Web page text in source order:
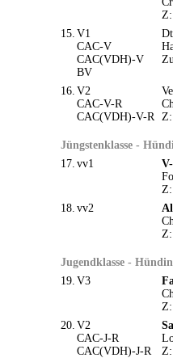
Z:
15. V1
CAC-V
CAC(VDH)-V
BV
16. V2
CAC-V-R
CAC(VDH)-V-R Z:
Jüngstenklasse -
17. vv1
Z:
18. vv2
Jugendklasse -
19. V3
20. V2
CAC-J-R
CAC(VDH)-J-R